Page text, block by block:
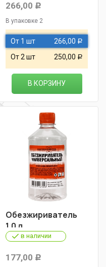
266,00 Р
В упаковке 2
От 1 шт 266,00 Р
От 2 шт 250,00 Р
В КОРЗИНУ
Обезжириватель
1,0 л
в наличии
177,00 Р